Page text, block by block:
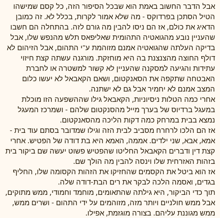
אבל הדבר החשוב באמת הוא שבכל הסיפור הזה, כל קסם שמישהו
הטיל הסתכן בפרדוקס - מה שלא אמור לקרות, בכלל לא. זה כמובן
הדאיג את כולם, אז הם ניסו להבין מה גורם לזה. בהתחלה הם חשבו
שהעניין נובע מהגואטיה התהומית שאליפאס תלש מהנפש שלו, אבל
בדיקה העלתה שהגואטיה אמנם מזוהמת ע"י התהום, אבל הזיהום לא
דולף החוצה מהצנצנת בה היא מוחזקת. מורגנה עשתה קצת חיזוי
עתידות והגיעה למסקנה שהעניין לא קשור למשטרה או לחברת
האבטחה שתקפה את הסאנקטום, ושאם הקאבאל לא יעשו כלום
המצב אמנם לא יחמיר אבל גם לא ישתנה.
אחרי כמה הטלות ניסיוניות, הקאבאל גילו שההשפעה הזו מוכלת
במעגל ברדיוס של בערך מייל מהסנקטום שלהם - ושמרכז המעגל
נמצא בבית במרחק כמה דקות הליכה מהסאנקטום.
אז הם הלכו לרחרח מסביב לבית הזה וגילו שמדובר בסתם עוד בית -
אמא, אבא, שני ילדים. אממה, האמא היא בת דודה של הפטיש. אחרי
קצת דין ודברים הקאבאל החליטו שהפטיש פשוט יעשה שם ביקור בית
בזהות האזרחית שלו וינסה להבין מה הולך שם.
אז הוא ביטל את הקסמים שהחזיקו את הזהות הקסומה שלו, החליף
בגדים, ואסמה הלכה לבקר את רים הבת-דודה שלה.
תוך כדי הביקור, היא גילתה שהתאומים, מוחמד וחמודי, ממש מתוקים,
אבל ממש חולניים ויותר מזה, מזוהמים על ידי התהום - ושרים ממש,
ממש מגוננת עליהם. בצורה מוגזמת, אפילו.